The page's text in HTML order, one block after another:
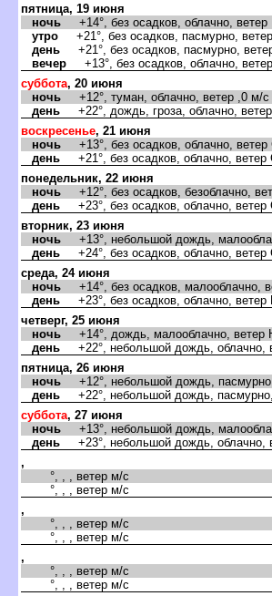
пятница, 19 июня
ночь +14°, без осадков, облачно,
утро +21°, без осадков, пасмурно,
день +21°, без осадков, пасмурно,
ечер +13°, без осадков, облачно,
суббота, 20 июня
ночь +12°, туман, облачно, ветер ,0 м/с
день +22°, дождь, гроза, облачно,
оскресенье, 21 июня
ночь +13°, без осадков, облачно,
день +21°, без осадков, облачно, ветер
понедельник, 22 июня
ночь +12°, без осадков, безоблачно,
день +23°, без осадков, облачно, ветер
торник, 23 июня
ночь +13°, небольшой дождь,
день +24°, без осадков, облачно, ветер
среда, 24 июня
ночь +14°, без осадков, малооблачно,
день +23°, без осадков, облачно,
четверг, 25 июня
ночь +14°, дождь, малооблачно, ветер
день +22°, небольшой дождь, облачно,
пятница, 26 июня
ночь +12°, небольшой дождь,
день +22°, небольшой дождь,
суббота, 27 июня
ночь +13°, небольшой дождь,
день +23°, небольшой дождь, облачно,
,
°, , , ветер м/с
°, , , ветер м/с
,
°, , , ветер м/с
°, , , ветер м/с
,
°, , , ветер м/с
°, , , ветер м/с